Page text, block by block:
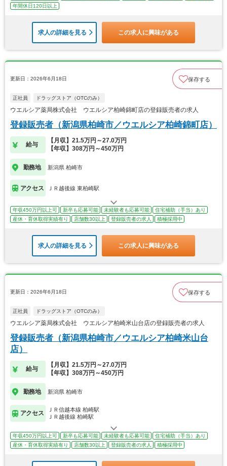
年間休日120日以上
求人の詳細を見る この求人に興味がある
更新日：2026年6月18日 保存する
正社員 ドラッグストア（OTCのみ）
ウエルシア薬局株式会社 ウエルシア柏崎錦町店の登録販売者の求人
登録販売者（新潟県柏崎市／ウエルシア柏崎錦町店）
給与
【月収】21.5万円～27.0万円
【年収】308万円～450万円
勤務地 新潟県 柏崎市
アクセス ＪＲ越後線 東柏崎駅
年収450万円以上可 新卒も応募可能 未経験者も応募可能
住宅補助（手当）あり
産休・育休取得実績有り
店舗数30以上 登録販売者の求人 積極採用中
求人の詳細を見る この求人に興味がある
更新日：2026年6月18日 保存する
正社員 ドラッグストア（OTCのみ）
ウエルシア薬局株式会社 ウエルシア柏崎米山台店の登録販売者の求人
登録販売者（新潟県柏崎市／ウエルシア柏崎米山台
店）
給与
【月収】21.5万円～27.0万円
【年収】308万円～450万円
勤務地 新潟県 柏崎市
アクセス
ＪＲ信越本線 柏崎駅
ＪＲ越後線 柏崎駅
年収450万円以上可 新卒も応募可能 未経験者も応募可能
住宅補助（手当）あり
産休・育休取得実績有り
店舗数30以上 登録販売者の求人 積極採用中